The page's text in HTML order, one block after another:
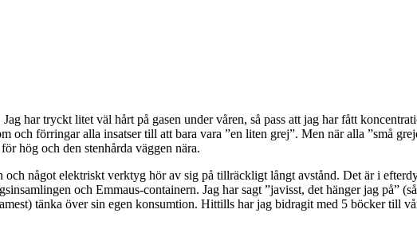
har tryckt litet väl hårt på gasen under våren, så pass att jag har fått
och förringar alla insatser till att bara vara ”en liten grej”. Men när alla ”små
hög och den stenhårda väggen nära.
något elektriskt verktyg hör av sig på tillräckligt långt avstånd. Det är i
och Emmaus-containern. Jag har sagt ”javisst, det hänger jag på”
tänka över sin egen konsumtion. Hittills har jag bidragit med 5 böcker till